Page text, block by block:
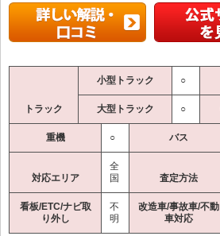
トラック
小型トラック ○
大型トラック ○
重機 ○ バス
対応エリア
全
国
査定方法
看板/ETC/ナビ取
り外し
不
明
改造車/事故車/不動
車対応